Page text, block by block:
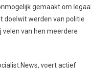
gemaakt om legaal
doelwit werden van politie
van hen meerdere
voert actief